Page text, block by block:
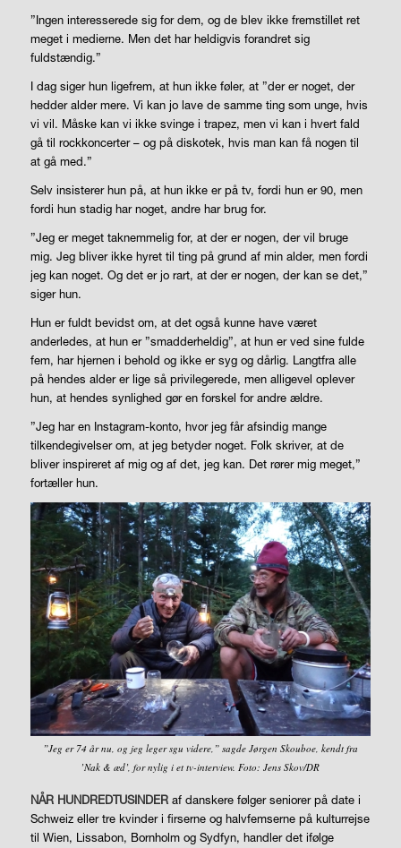
”Ingen interesserede sig for dem, og de blev ikke fremstillet ret
meget i medierne. Men det har heldigvis forandret sig
fuldstændig.”
I dag siger hun ligefrem, at hun ikke føler, at ”der er noget, der
hedder alder mere. Vi kan jo lave de samme ting som unge, hvis
vi vil. Måske kan vi ikke svinge i trapez, men vi kan i hvert fald
gå til rockkoncerter – og på diskotek, hvis man kan få nogen til
at gå med.”
Selv insisterer hun på, at hun ikke er på tv, fordi hun er 90, men
fordi hun stadig har noget, andre har brug for.
”Jeg er meget taknemmelig for, at der er nogen, der vil bruge
mig. Jeg bliver ikke hyret til ting på grund af min alder, men fordi
jeg kan noget. Og det er jo rart, at der er nogen, der kan se det,”
siger hun.
Hun er fuldt bevidst om, at det også kunne have været
anderledes, at hun er ”smadderheldig”, at hun er ved sine fulde
fem, har hjernen i behold og ikke er syg og dårlig. Langtfra alle
på hendes alder er lige så privilegerede, men alligevel oplever
hun, at hendes synlighed gør en forskel for andre ældre.
”Jeg har en Instagram-konto, hvor jeg får afsindig mange
tilkendegivelser om, at jeg betyder noget. Folk skriver, at de
bliver inspireret af mig og af det, jeg kan. Det rører mig meget,”
fortæller hun.
”Jeg er 74 år nu, og jeg leger sgu videre,” sagde Jørgen Skouboe, kendt fra
’Nak & æd’, for nylig i et tv-interview. Foto: Jens Skov/DR
NÅR HUNDREDTUSINDERaf danskere følger seniorer på date i
Schweiz eller tre kvinder i firserne og halvfemserne på kulturrejse
til Wien, Lissabon, Bornholm og Sydfyn, handler det ifølge